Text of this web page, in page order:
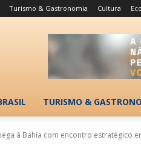
Turismo & Gastronomia Cultura
TURISMO &
à Bahia com encontro estratégico